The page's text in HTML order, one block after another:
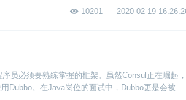
10201 2020-02-19
员必须要熟练掌握的框架。虽然Consul正在崛起，
Dubbo。在Java岗位的面试中，Dubbo更是会被经